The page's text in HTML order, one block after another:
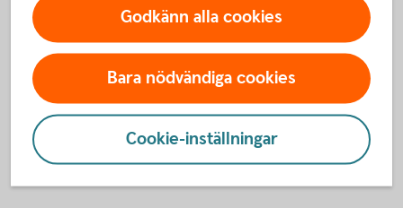
Mobilt BankID
Mobilt BankID har du på din mobil. Läs om hur du beställer
det BankID och ta del av frågor och svar.
Mobilt
Godkänn alla cookies
Bara nödvändiga cookies
Cookie-inställningar